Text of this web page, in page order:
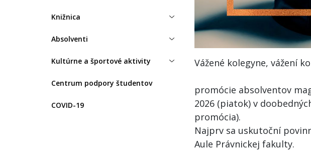
Knižnica
Absolventi
Kultúrne a športové aktivity
Centrum podpory študentov
COVID-19
Vážené kolegyne, vážení
promócie absolventov
2026 (piatok) v
promócia).
Najprv sa uskutoční
Aule Právnickej fakulty.